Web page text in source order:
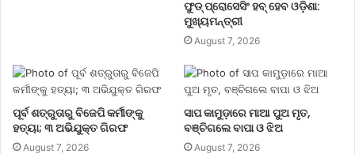
ଫୁଡ୍ ପ୍ରୋସେସିଂ ହବ୍ ହେବ ଓଡ଼ିଶା:
ମୁଖ୍ୟମନ୍ତ୍ରୀ
August 7, 2026
ପୂର୍ବ ଶତ୍ରୁତାରୁ ବିଜେପି କର୍ମୀଙ୍କୁ
ହତ୍ୟା; ୩ ଅଭିଯୁକ୍ତ ଗିରଫ
August 7, 2026
ସାପ କାମୁଡ଼ାରେ ମାଆ ପୁଅ ମୃତ,
ବଞ୍ଚିଗଲେ ବାପା ଓ ଝିଅ
August 7, 2026